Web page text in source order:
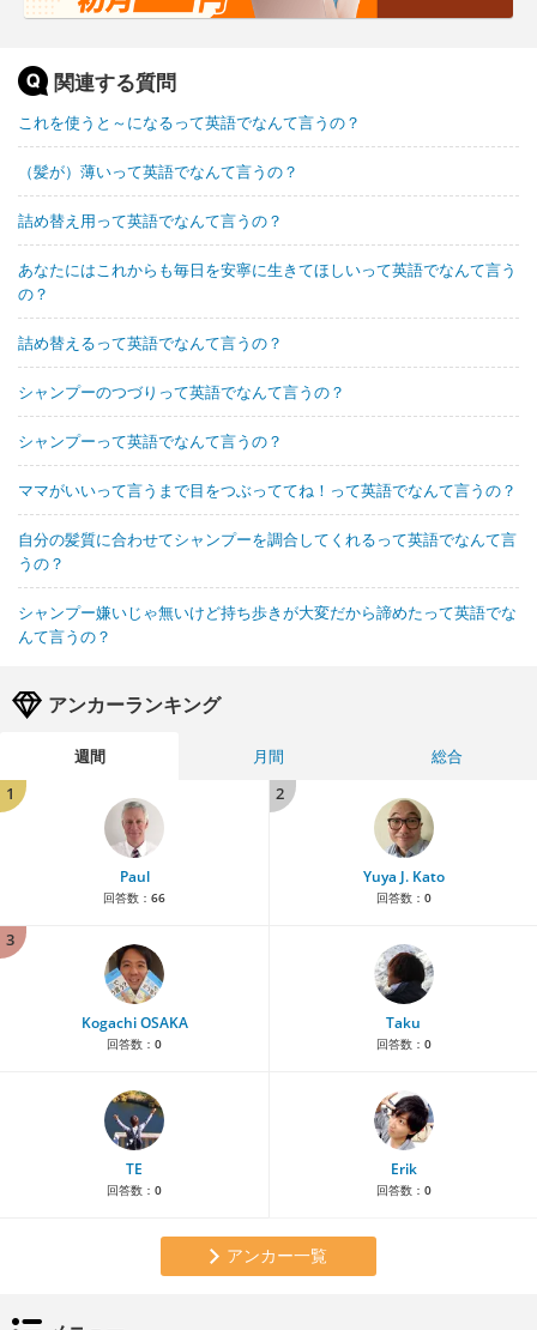
関連する質問
これを使うと～になるって英語でなんて言うの？
（髪が）薄いって英語でなんて言うの？
詰め替え用って英語でなんて言うの？
あなたにはこれからも毎日を安寧に生きてほしいって英語でなんて言う
の？
詰め替えるって英語でなんて言うの？
シャンプーのつづりって英語でなんて言うの？
シャンプーって英語でなんて言うの？
ママがいいって言うまで目をつぶっててね！って英語でなんて言うの？
自分の髪質に合わせてシャンプーを調合してくれるって英語でなんて言
うの？
シャンプー嫌いじゃ無いけど持ち歩きが大変だから諦めたって英語でな
んて言うの？
アンカーランキング
週間 月間
総合
1
Paul
回答数： 66
2
Yuya J. Kato
回答数： 0
3
Kogachi OSAKA
回答数： 0
Taku
回答数： 0
TE
回答数： 0
Erik
回答数： 0
アンカー一覧